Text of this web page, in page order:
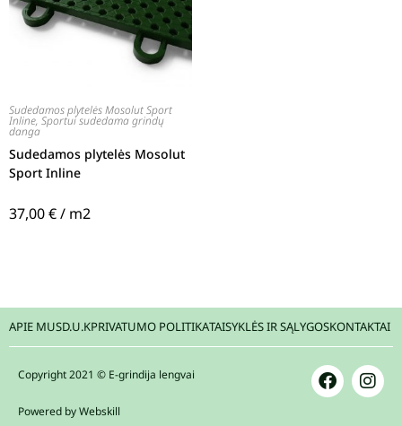
Sudedamos plytelės Mosolut Sport
Inline, Sportui sudedama grindų
danga
Sudedamos plytelės Mosolut
Sport Inline
37,00€/ m2
APIE MUSD.U.KPRIVATUMO POLITIKATAISYKLĖS IR SĄLYGOSKONTAKTAI
Copyright 2021 © E-grindija lengvai
Powered by Webskill